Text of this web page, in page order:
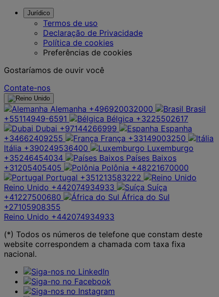
Jurídico
Termos de uso
Declaração de Privacidade
Política de cookies
Preferências de cookies
Gostaríamos de ouvir você
Contate-nos
Alemanha +496920032000
Brasil
+55114949-6591
Bélgica +3225502617
Dubai +97144266999
Espanha
+34662409255
França +33149003250
Itália +390249536400
Luxemburgo
+35246454034
Países Baixos
+31205405405
Polônia +48221670000
Portugal +351213583222
Reino Unido +442074934933
Suíça
+41227500680
África do Sul
+27105908355
Reino Unido +442074934933
(*) Todos os números de telefone que constam deste
website correspondem a chamada com taxa fixa
nacional.